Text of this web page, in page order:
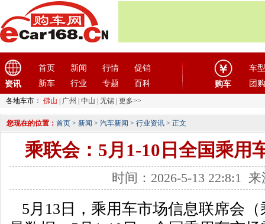
资讯
首页 新闻 行情
促销
新车
行业 专题 百科 购车
车型
团购
各地车市： 佛山 广州 中山 无锡 更多>>
您现在的位置： 首页 > 新闻 > 汽车新闻 > 行业资讯 > 正文
乘联会：5月1-10日全国乘用
时间：2026-5-13 22:8:1
5月13日，乘用车市场信息联席会